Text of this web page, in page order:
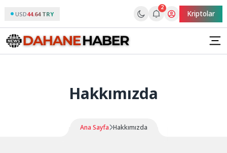
USD44.64 TRY
2
Kriptolar
Hakkımızda
Ana Sayfa Hakkımızda